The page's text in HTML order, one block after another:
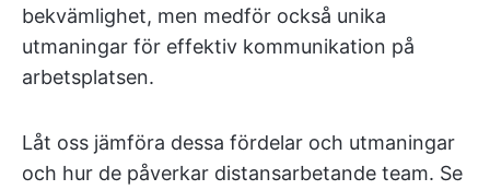
bekvämlighet, men medför också unika
utmaningar för effektiv kommunikation på
arbetsplatsen.
Låt oss jämföra dessa fördelar och utmaningar
och hur de påverkar distansarbetande team. Se